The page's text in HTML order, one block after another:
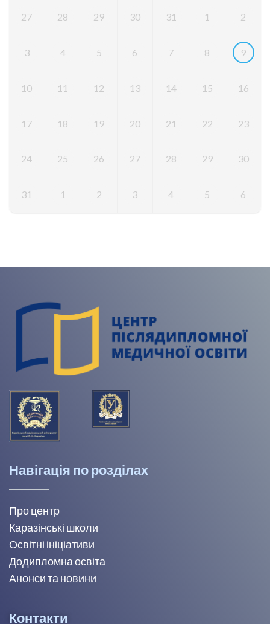
27 28 29 30 31 1 2
3 4 5 6 7 8 9
10 11 12 13 14 15 16
17 18 19 20 21 22 23
24 25 26 27 28 29 30
31 1 2 3 4 5 6
Навігація по розділах
Про центр
Каразінські школи
Освітні ініціативи
Додипломна освіта
Анонси та новини
Контакти